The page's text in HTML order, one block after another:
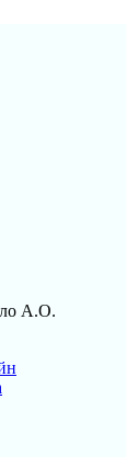
А.О.